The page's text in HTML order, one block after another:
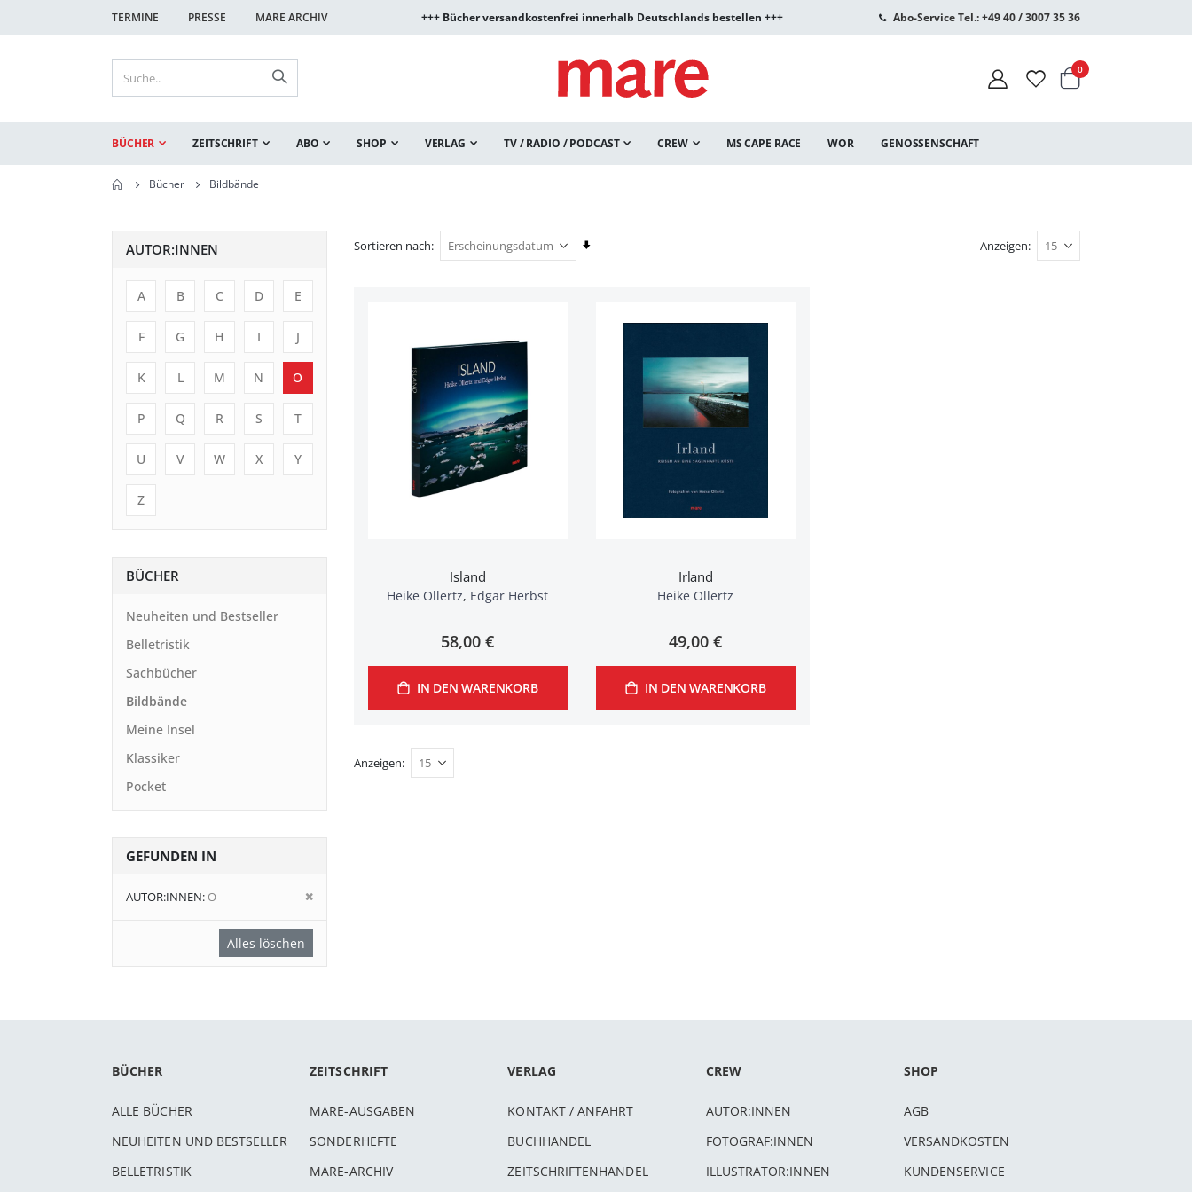
TERMINE PRESSE MARE ARCHIV +++ Bücher versandkostenfrei innerhalb Deutschlands bestellen +++ Abo-Service Tel.: +49 40 / 3007 35 36
Warenkorb
0Artikel
BÜCHER ZEITSCHRIFT ABO SHOP VERLAG TV / RADIO / PODCAST CREW MS CAPE RACE WOR GENOSSENSCHAFT
Bücher Bildbände
Sortieren nach
In
Anzeigen
Island
Heike Ollertz, Edgar Herbst
58,00 €
IN DEN WARENKORB
Irland
Heike Ollertz
49,00 €
IN DEN WARENKORB
Anzeigen
AUTOR:INNEN
A B C D E
F G H I J
K L M N O
P Q R S T
U V W X Y
Z
BÜCHER
Neuheiten und Bestseller
Belletristik
Sachbücher
Bildbände
Meine Insel
Klassiker
Pocket
GEFUNDEN IN
AUTOR:INNEN O
Diesen
Alles löschen
BÜCHER
ALLE BÜCHER
NEUHEITEN UND BESTSELLER
BELLETRISTIK
ZEITSCHRIFT
MARE-AUSGABEN
SONDERHEFTE
MARE-ARCHIV
VERLAG
KONTAKT / ANFAHRT
BUCHHANDEL
ZEITSCHRIFTENHANDEL
CREW
AUTOR:INNEN
FOTOGRAF:INNEN
ILLUSTRATOR:INNEN
SHOP
AGB
VERSANDKOSTEN
KUNDENSERVICE